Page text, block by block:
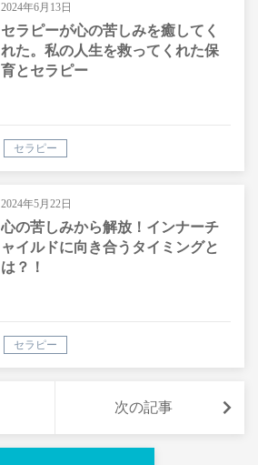
2024年6月13日
セラピーが心の苦しみを癒してく
れた。私の人生を救ってくれた保
育とセラピー
セラピー
2024年5月22日
心の苦しみから解放！インナーチ
ャイルドに向き合うタイミングと
は？！
セラピー
次の記事